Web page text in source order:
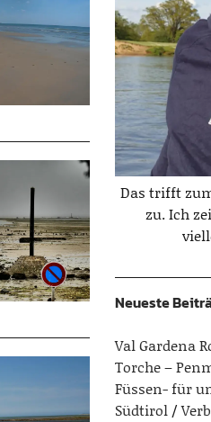
Das trifft
zu. Ich
Neueste
Val Gardena
Torche –
Füssen- für
Südtirol